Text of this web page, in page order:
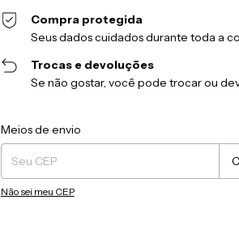
Compra protegida
Seus dados cuidados durante toda a
Trocas e devoluções
Se não gostar, você pode trocar ou
Entregas para o CEP:
Meios de envio
Não sei meu CEP